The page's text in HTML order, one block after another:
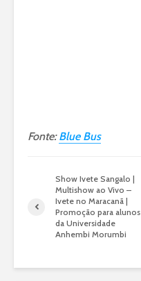
Fonte:Blue Bus
Show Ivete Sangalo |
Multishow ao Vivo –
Ivete no Maracanã |
Promoção para alunos
da Universidade
Anhembi Morumbi